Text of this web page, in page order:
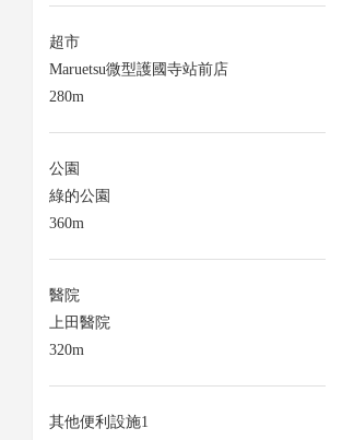
超市
Maruetsu微型護國寺站前店
280m
公園
綠的公園
360m
醫院
上田醫院
320m
其他便利設施1